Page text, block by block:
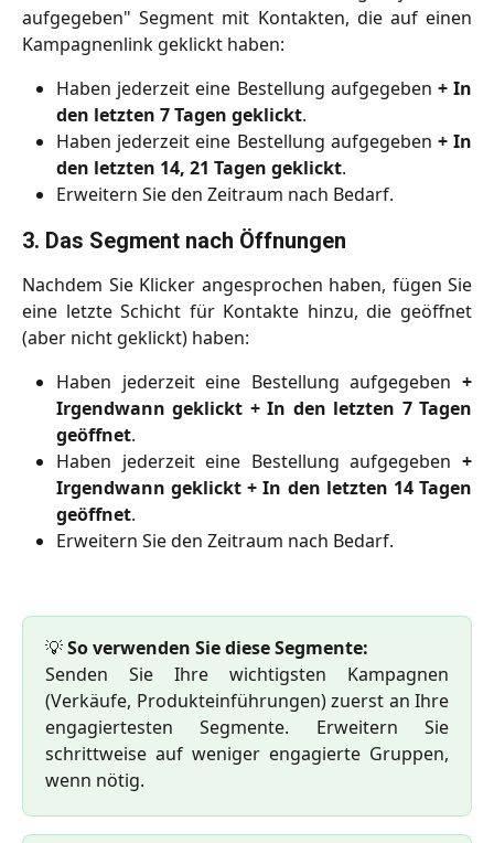
aufgegeben" Segment mit Kontakten, die auf einen
Kampagnenlink geklickt haben:
Haben jederzeit eine Bestellung aufgegeben + In
den letzten 7 Tagen geklickt.
Haben jederzeit eine Bestellung aufgegeben + In
den letzten 14, 21 Tagen geklickt.
Erweitern Sie den Zeitraum nach Bedarf.
3. Das Segment nach Öffnungen
Nachdem Sie Klicker angesprochen haben, fügen Sie
eine letzte Schicht für Kontakte hinzu, die geöffnet
(aber nicht geklickt) haben:
Haben jederzeit eine Bestellung aufgegeben +
Irgendwann geklickt + In den letzten 7 Tagen
geöffnet.
Haben jederzeit eine Bestellung aufgegeben +
Irgendwann geklickt + In den letzten 14 Tagen
geöffnet.
Erweitern Sie den Zeitraum nach Bedarf.
💡So verwenden Sie diese Segmente:
Senden Sie Ihre wichtigsten Kampagnen
(Verkäufe, Produkteinführungen) zuerst an Ihre
engagiertesten Segmente. Erweitern Sie
schrittweise auf weniger engagierte Gruppen,
wenn nötig.